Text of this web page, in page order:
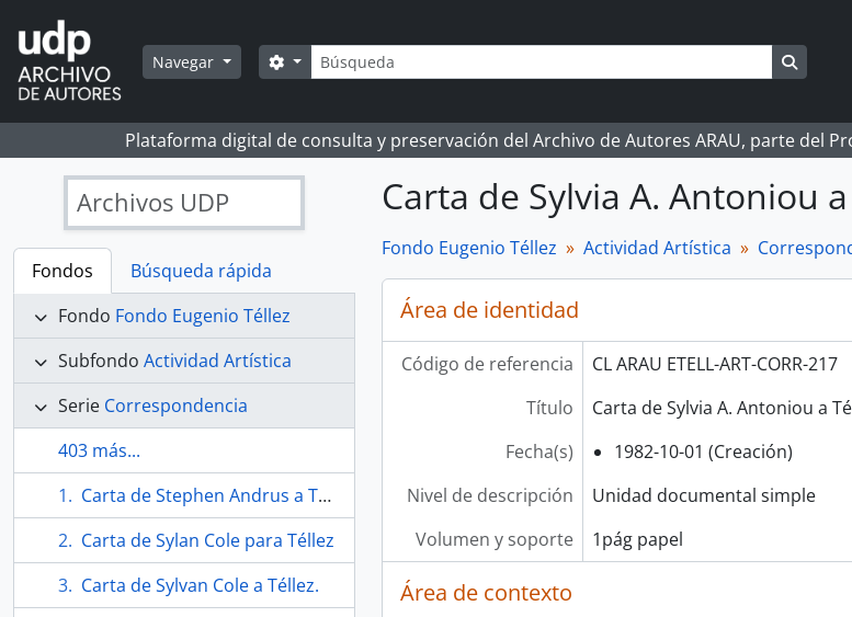
Skip to main content
Navegar Búsqueda
Search options
Plataforma digital de consulta y preservación del Archivo de Autores ARAU, parte del
Archivos UDP
Fondos
Búsqueda rápida
Fondo Fondo Eugenio Téllez
Subfondo Actividad Artística
Serie Correspondencia
403 más...
Carta de Stephen Andrus a Téllez.
Carta de Sylan Cole para Téllez
Carta de Sylvan Cole a Téllez.
Carta de Sylvia A. Antoniou
Fondo Eugenio Téllez Actividad Artística
Área de identidad
Código de referencia
CL ARAU ETELL-ART-CORR-217
Título
Carta de Sylvia A. Antoniou a
Fecha(s)
1982-10-01 (Creación)
Nivel de descripción
Unidad documental simple
Volumen y soporte
1pág papel
Área de contexto